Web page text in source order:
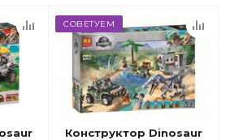
СОВЕТУЕМ
Конструктор Dinosaur